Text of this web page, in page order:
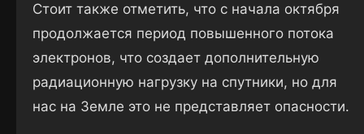
Стоит также отметить, что с начала октября
продолжается период повышенного потока
электронов, что создает дополнительную
радиационную нагрузку на спутники, но для
нас на Земле это не представляет опасности.